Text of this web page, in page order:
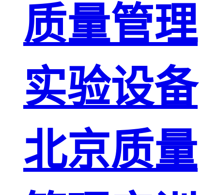
质量管理
实验设备
北京质量